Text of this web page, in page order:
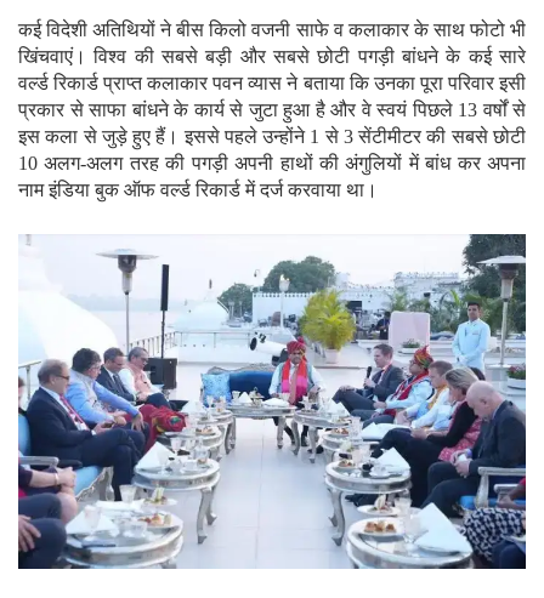
कई विदेशी अतिथियों ने बीस किलो वजनी साफे व कलाकार के साथ फोटो भी
खिंचवाएं। विश्व की सबसे बड़ी और सबसे छोटी पगड़ी बांधने के कई सारे
वर्ल्ड रिकार्ड प्राप्त कलाकार पवन व्यास ने बताया कि उनका पूरा परिवार इसी
प्रकार से साफा बांधने के कार्य से जुटा हुआ है और वे स्वयं पिछले 13 वर्षों से
इस कला से जुड़े हुए हैं। इससे पहले उन्होंने 1 से 3 सेंटीमीटर की सबसे छोटी
10 अलग-अलग तरह की पगड़ी अपनी हाथों की अंगुलियों में बांध कर अपना
नाम इंडिया बुक ऑफ वर्ल्ड रिकार्ड में दर्ज करवाया था।